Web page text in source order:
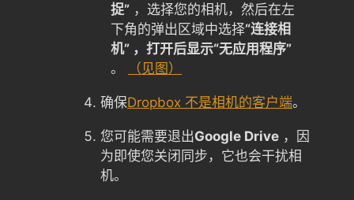
捉” ，选择您的相机，然后在左
下角的弹出区域中选择“连接相
机” ，打开后显示“无应用程序”
。
（见图）
确保Dropbox 不是相机的客户端。
您可能需要退出Google Drive ，因
为即使您关闭同步，它也会干扰相
机。